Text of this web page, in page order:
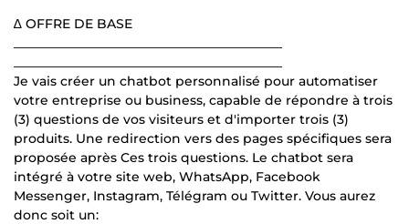
∆ OFFRE DE BASE
Je vais créer un chatbot personnalisé pour automatiser
votre entreprise ou business, capable de répondre à trois
(3) questions de vos visiteurs et d'importer trois (3)
produits. Une redirection vers des pages spécifiques sera
proposée après Ces trois questions. Le chatbot sera
intégré à votre site web, WhatsApp, Facebook
Messenger, Instagram, Télégram ou Twitter. Vous aurez
donc soit un: